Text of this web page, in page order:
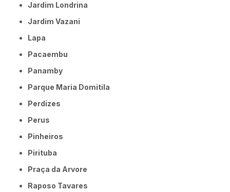
Jardim Londrina
Jardim Vazani
Lapa
Pacaembu
Panamby
Parque Maria Domitila
Perdizes
Perus
Pinheiros
Pirituba
Praça da Arvore
Raposo Tavares